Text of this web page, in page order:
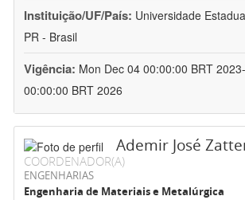
Instituição/UF/País: Universidade
PR - Brasil
Vigência: Mon Dec 04 00:00:00 BRT
00:00:00 BRT 2026
Ademir José
COORDENADOR(A)
ENGENHARIAS
Engenharia de Materiais e Metalúrgica